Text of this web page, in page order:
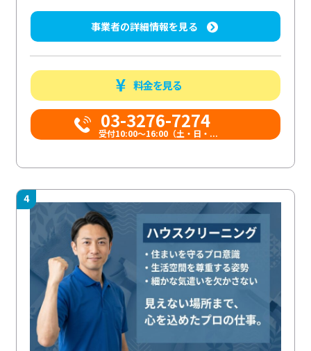
事業者の詳細情報を見る
料金を見る
03-3276-7274
受付10:00〜16:00（土・日・...
4